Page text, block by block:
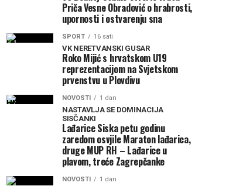
Priča Vesne Obradović o hrabrosti,
upornosti i ostvarenju sna
SPORT 16 sati
VK NERETVANSKI GUSAR
Roko Mijić s hrvatskom U19
reprezentacijom na Svjetskom
prvenstvu u Plovdivu
NOVOSTI 1 dan
NASTAVLJA SE DOMINACIJA
SISČANKI
Lađarice Siska petu godinu
zaredom osvjile Maraton lađarica,
druge MUP RH – Lađarice u
plavom, treće Zagrepčanke
NOVOSTI 1 dan